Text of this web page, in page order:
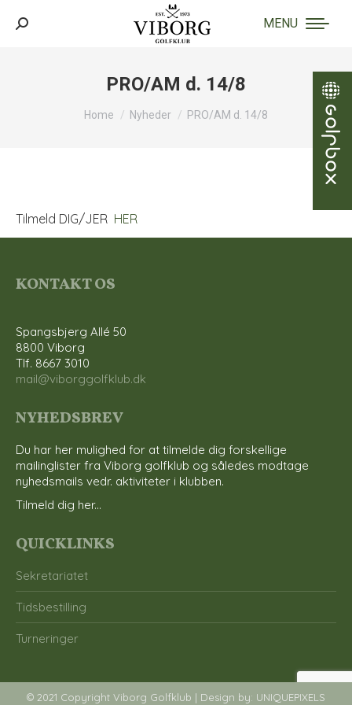
MENU
Search:
PRO/AM d. 14/8
You are here:
Home Nyheder PRO/AM d. 14/8
Tilmeld DIG/JER HER
KONTAKT OS
Spangsbjerg Allé 50
8800 Viborg
Tlf. 8667 3010
mail@viborggolfklub.dk
NYHEDSBREV
Du har her mulighed for at tilmelde dig forskellige
mailinglister fra Viborg golfklub og således modtage
nyhedsmails vedr. aktiviteter i klubben.
Tilmeld dig her...
QUICKLINKS
Sekretariatet
Tidsbestilling
Turneringer
© 2021 Copyright Viborg Golfklub | Design by: UNIQUEPIXELS